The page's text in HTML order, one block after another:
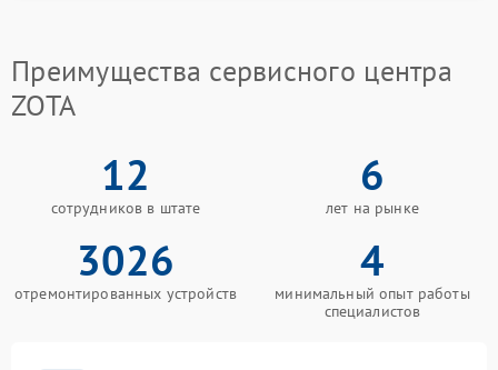
Преимущества сервисного центра
ZOTA
12
сотрудников в штате
6
лет на рынке
3026
отремонтированных устройств
4
минимальный опыт работы
специалистов